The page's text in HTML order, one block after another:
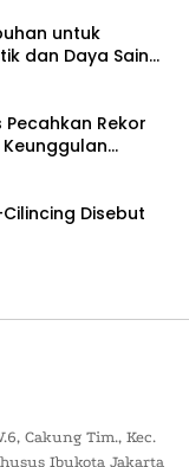
untuk
dan Daya Saing
Rekor
Keunggulan
Disebut
Cakung Tim., Kec.
Ibukota Jakarta